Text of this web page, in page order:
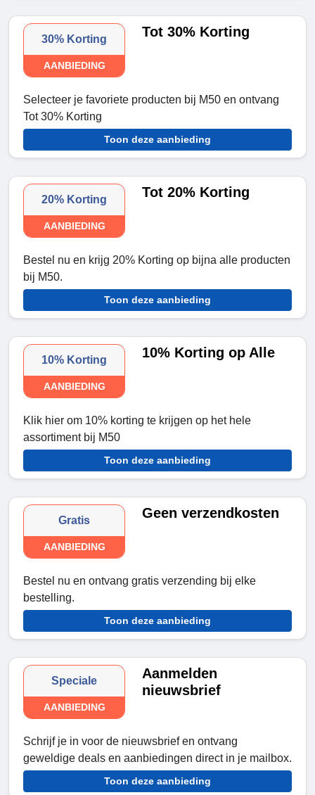
30% Korting
AANBIEDING
Tot 30% Korting
Selecteer je favoriete producten bij M50 en ontvang
Tot 30% Korting
Toon deze aanbieding
20% Korting
AANBIEDING
Tot 20% Korting
Bestel nu en krijg 20% Korting op bijna alle producten
bij M50.
Toon deze aanbieding
10% Korting
AANBIEDING
10% Korting op Alle
Klik hier om 10% korting te krijgen op het hele
assortiment bij M50
Toon deze aanbieding
Gratis
AANBIEDING
Geen verzendkosten
Bestel nu en ontvang gratis verzending bij elke
bestelling.
Toon deze aanbieding
Speciale
AANBIEDING
Aanmelden
nieuwsbrief
Schrijf je in voor de nieuwsbrief en ontvang
geweldige deals en aanbiedingen direct in je mailbox.
Toon deze aanbieding